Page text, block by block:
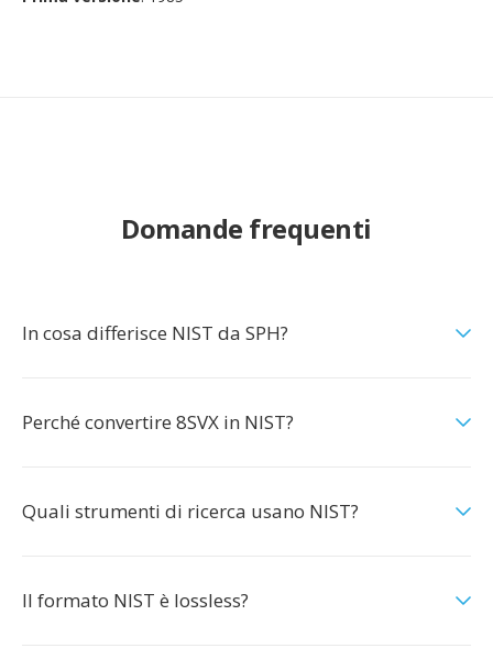
Domande frequenti
In cosa differisce NIST da SPH?
Perché convertire 8SVX in NIST?
Quali strumenti di ricerca usano NIST?
Il formato NIST è lossless?